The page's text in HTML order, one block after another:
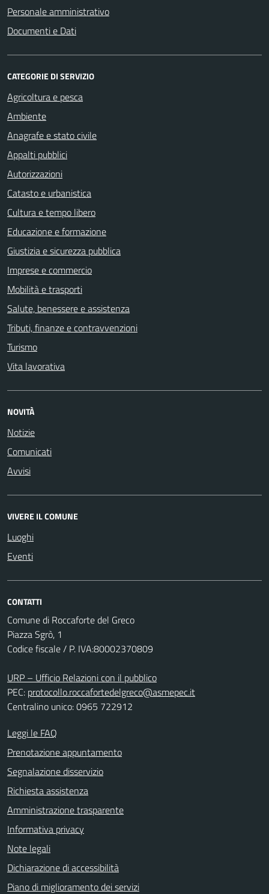
Personale amministrativo
Documenti e Dati
CATEGORIE DI SERVIZIO
Agricoltura e pesca
Ambiente
Anagrafe e stato civile
Appalti pubblici
Autorizzazioni
Catasto e urbanistica
Cultura e tempo libero
Educazione e formazione
Giustizia e sicurezza pubblica
Imprese e commercio
Mobilità e trasporti
Salute, benessere e assistenza
Tributi, finanze e contravvenzioni
Turismo
Vita lavorativa
NOVITÀ
Notizie
Comunicati
Avvisi
VIVERE IL COMUNE
Luoghi
Eventi
CONTATTI
Comune di Roccaforte del Greco
Piazza Sgrò, 1
Codice fiscale / P. IVA:80002370809
URP – Ufficio Relazioni con il pubblico
PEC: protocollo.roccafortedelgreco@asmepec.it
Centralino unico: 0965 722912
Leggi le FAQ
Prenotazione appuntamento
Segnalazione disservizio
Richiesta assistenza
Amministrazione trasparente
Informativa privacy
Note legali
Dichiarazione di accessibilità
Piano di miglioramento dei servizi